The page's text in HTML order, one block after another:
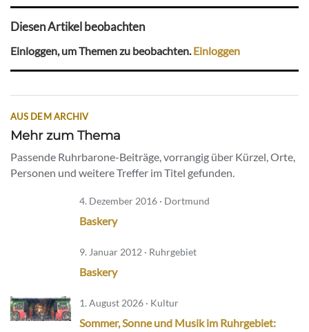
Diesen Artikel beobachten
Einloggen, um Themen zu beobachten.Einloggen
AUS DEM ARCHIV
Mehr zum Thema
Passende Ruhrbarone-Beiträge, vorrangig über Kürzel, Orte,
Personen und weitere Treffer im Titel gefunden.
4. Dezember 2016 · Dortmund
Baskery
9. Januar 2012 · Ruhrgebiet
Baskery
1. August 2026 · Kultur
Sommer, Sonne und Musik im Ruhrgebiet: